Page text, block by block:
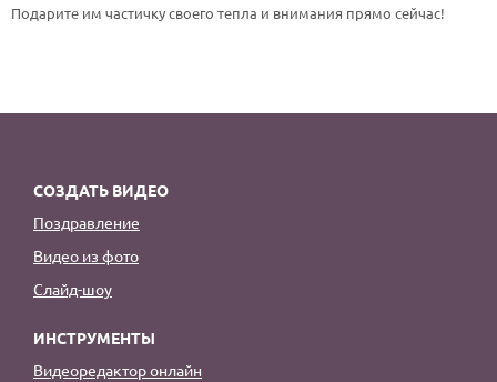
Подарите им частичку своего тепла и внимания прямо сейчас!
СОЗДАТЬ ВИДЕО
Поздравление
Видео из фото
Слайд-шоу
ИНСТРУМЕНТЫ
Видеоредактор онлайн